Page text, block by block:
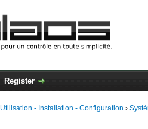
Register
Utilisation - Installation - Configuration ›